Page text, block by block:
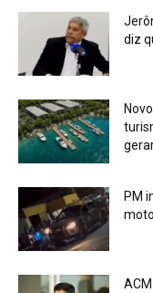
diz
PM